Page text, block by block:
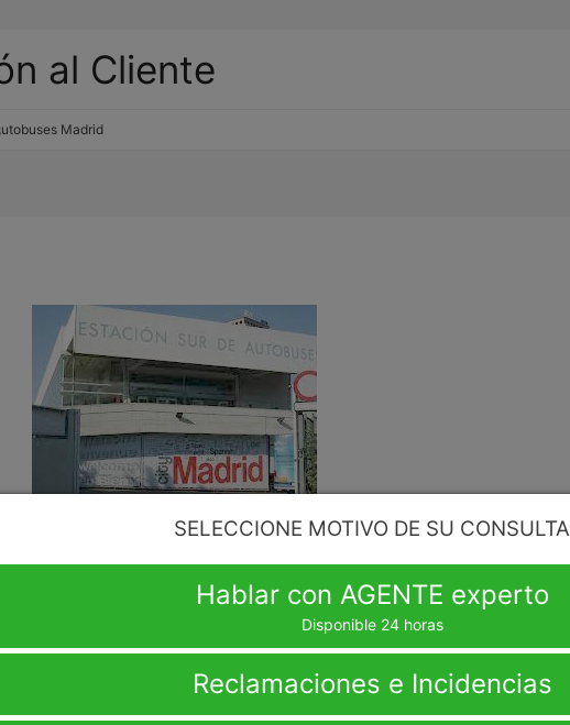
al Cliente
Madrid
Estación De Autobuses Madrid
SELECCIONE MOTIVO DE SU CONSULTA
Hablar con AGENTE experto
Disponible 24 horas
Reclamaciones e Incidencias